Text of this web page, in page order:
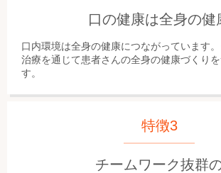
口の健康は全身の健
口内環境は全身の健康につながっています
治療を通じて患者さんの全身の健康づくり
す。
特徴3
チームワーク抜群